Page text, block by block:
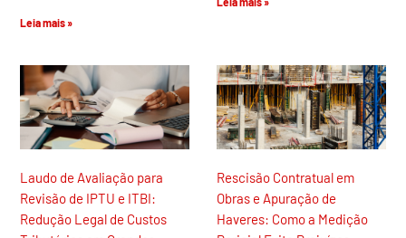
Leia mais »
Laudo de Avaliação para
Revisão de IPTU e ITBI:
Redução Legal de Custos
Rescisão Contratual em
Obras e Apuração de
Haveres: Como a Medição